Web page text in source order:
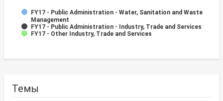
FY17 - Public Administration - Water, Sanitation and Waste
Management
FY17 - Public Administration - Industry, Trade and Services
FY17 - Other Industry, Trade and Services
Темы